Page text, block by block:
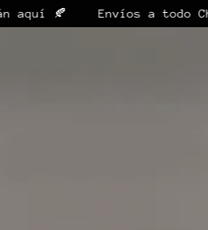
Envíos a todo Chile✨